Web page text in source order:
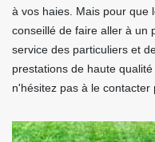
à vos haies. Mais pour que
conseillé de faire aller à un
service des particuliers et
prestations de haute
n'hésitez pas à le contacter